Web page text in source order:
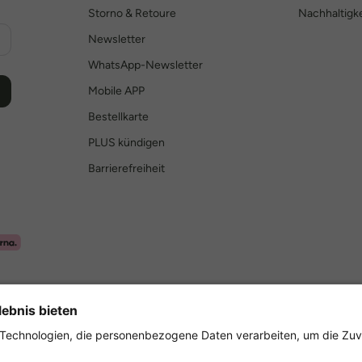
Storno & Retoure
Newsletter
WhatsApp-Newsletter
Mobile APP
Bestellkarte
PLUS kündigen
Barrierefreiheit
Sicher einkaufen mit